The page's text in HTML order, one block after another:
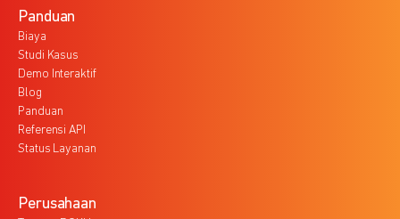
Panduan
Biaya
Studi Kasus
Demo Interaktif
Blog
Panduan
Referensi API
Status Layanan
Perusahaan